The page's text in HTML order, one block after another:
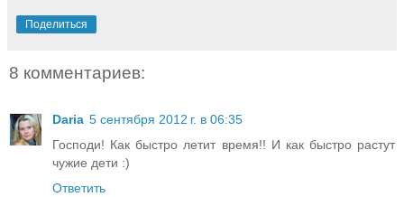
Поделиться
8 комментариев:
Daria 5 сентября 2012 г. в 06:35
Господи! Как быстро летит время!! И как быстро растут
чужие дети :)
Ответить